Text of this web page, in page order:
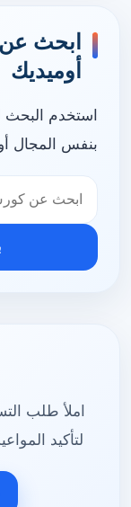
ابحث
أوميديك
استخدم
بنفس المجال
املأ طلب
لتأكيد